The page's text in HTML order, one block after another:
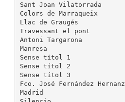
Sant Joan Vilatorrada
Colors de Marraqueix
Llac de Graugés
Travessant el pont
Antoni Targarona
Manresa
Sense títol 1
Sense títol 2
Sense títol 3
Fco. José Fernández Hernanz
Madrid